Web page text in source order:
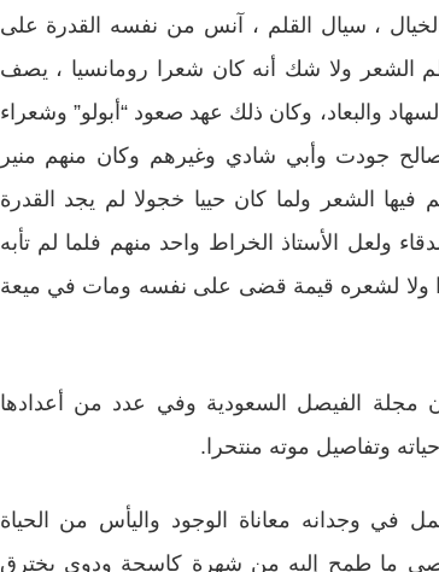
، سيال القلم ، آنس من نفسه القدرة على
الشعر ولا شك أنه كان شعرا رومانسيا ، يصف
والبعاد، وكان ذلك عهد صعود “أبولو” وشعراء
جودت وأبي شادي وغيرهم وكان منهم منير
الشعر ولما كان حييا خجولا لم يجد القدرة
ولعل الأستاذ الخراط واحد منهم فلما لم تأبه
ولا لشعره قيمة قضى على نفسه ومات في ميعة
مجلة الفيصل السعودية وفي عدد من أعدادها
وتفاصيل موته منتحرا.
في وجدانه معاناة الوجود واليأس من الحياة
عاصي ما طمح إليه من شهرة كاسحة ودوي يخترق